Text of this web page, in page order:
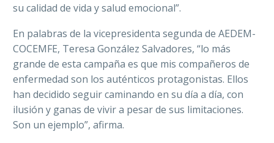
su calidad de vida y salud emocional”.
En palabras de la vicepresidenta segunda de AEDEM-
COCEMFE, Teresa González Salvadores, “lo más
grande de esta campaña es que mis compañeros de
enfermedad son los auténticos protagonistas. Ellos
han decidido seguir caminando en su día a día, con
ilusión y ganas de vivir a pesar de sus limitaciones.
Son un ejemplo”, afirma.